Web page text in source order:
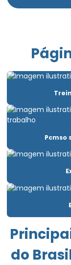
Clínica aso
Clínica de exame
Clínica para
Clínica pgr
Elaboração de
Elaboração de
Elaborar pgr
Emissão de
Emissão de laudo
Empresa de
Pcmso
do